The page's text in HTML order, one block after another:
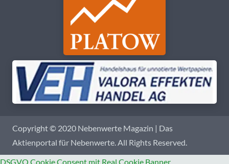
Copyright © 2020 Nebenwerte Magazin | Das
Aktienportal für Nebenwerte. All Rights Reserved.
DSGVO Cookie Consent mit Real Cookie Banner